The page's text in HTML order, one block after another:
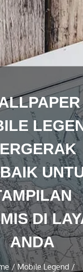
DI
ANDA
Mobile Legend